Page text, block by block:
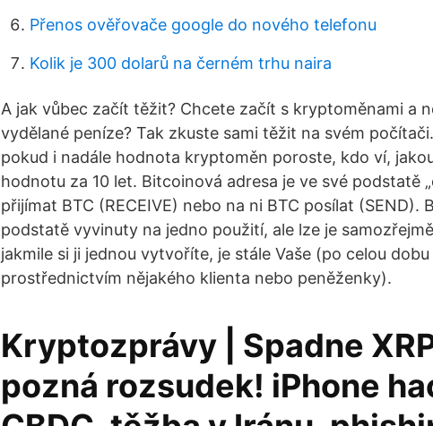
Přenos ověřovače google do nového telefonu
Kolik je 300 dolarů na černém trhu naira
A jak vůbec začít těžit? Chcete začít s kryptoměnami a
vydělané peníze? Tak zkuste sami těžit na svém
pokud i nadále hodnota kryptoměn poroste, kdo ví,
hodnotu za 10 let. Bitcoinová adresa je ve své podstatě
přijímat BTC (RECEIVE) nebo na ni BTC posílat (SEND).
podstatě vyvinuty na jedno použití, ale lze je
jakmile si ji jednou vytvoříte, je stále Vaše (po celou
prostřednictvím nějakého klienta nebo peněženky).
Kryptozprávy | Spadne
pozná rozsudek! iPhone